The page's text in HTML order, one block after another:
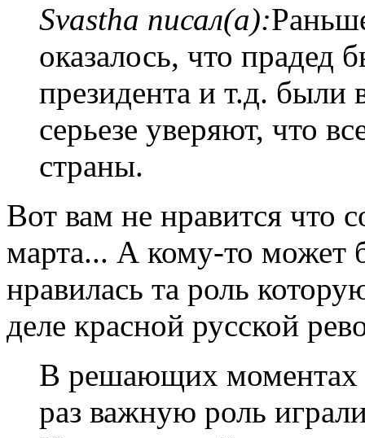
Svastha писал(а):
оказалось, что прадед
президента и т.д.
серьезе уверяют, что
страны.
Вот вам не нравится что
марта... А кому-то может
нравилась та роль
деле красной русской
В решающих моментах
раз важную роль